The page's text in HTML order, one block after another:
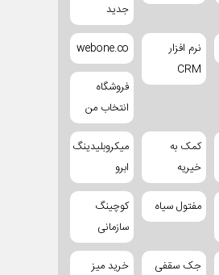
جدید
نرم افزار
CRM
webone.co
فروشگاه
انتخاب من
کمک به
خیریه
میکروبلیدینگ
ابرو
مفتول سیاه
کوچینگ
سازمانی
جک سقفی خرید میز